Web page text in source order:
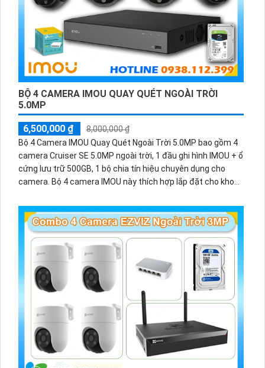
BỘ 4 CAMERA IMOU QUAY QUÉT NGOÀI TRỜI
5.0MP
6,500,000 ₫
8,000,000 ₫
Bộ 4 Camera IMOU Quay Quét Ngoài Trời 5.0MP bao gồm 4
camera Cruiser SE 5.0MP ngoài trời, 1 đầu ghi hình IMOU + ổ
cứng lưu trữ 500GB, 1 bộ chia tín hiệu chuyên dụng cho
camera. Bộ 4 camera IMOU này thích hợp lắp đặt cho kho
trời.